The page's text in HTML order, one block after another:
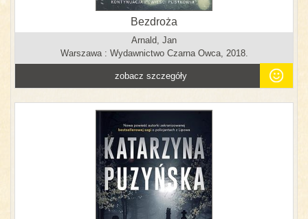
Bezdroża
Arnald, Jan
Warszawa : Wydawnictwo Czarna Owca, 2018.
zobacz szczegóły